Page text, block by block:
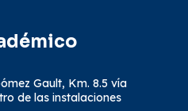
Gault, Km. 8.5 vía
de las instalaciones